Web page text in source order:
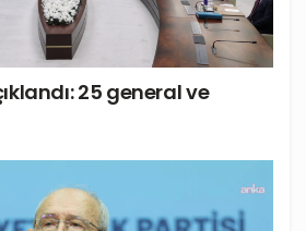
25 general ve